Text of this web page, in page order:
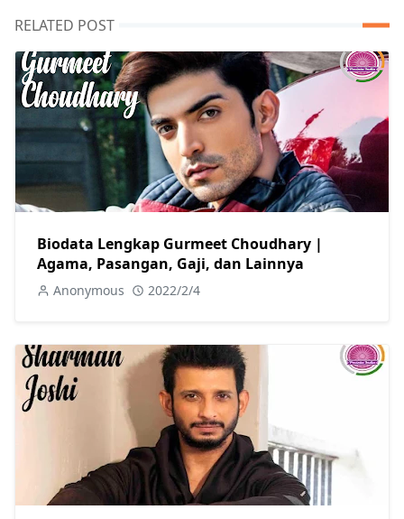
RELATED POST
Biodata Lengkap Gurmeet Choudhary |
Agama, Pasangan, Gaji, dan Lainnya
Anonymous 2022/2/4